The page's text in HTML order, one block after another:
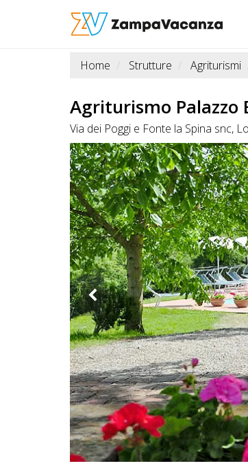
STRUTTURE
LUOGHI
OFFERTE
Home Strutture Agriturismi
Agriturismo Palazzo
Via dei Poggi e Fonte la Spina snc,